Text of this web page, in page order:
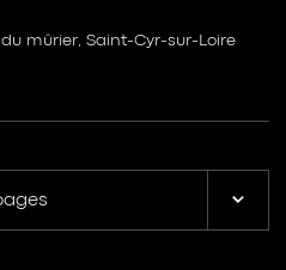
mûrier, Saint-Cyr-sur-Loire